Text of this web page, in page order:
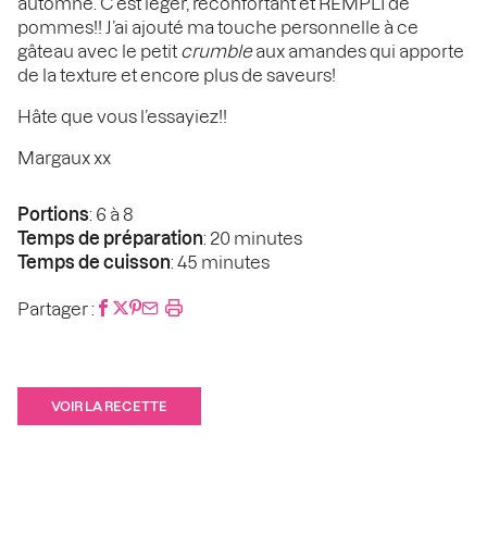
pommes!! J’ai ajouté ma touche personnelle à ce
gâteau avec le petit crumbleaux amandes qui apporte
de la texture et encore plus de saveurs!
Hâte que vous l’essayiez!!
Margaux xx
Portions: 6 à 8
Temps de préparation: 20 minutes
Temps de cuisson: 45 minutes
Partager :
VOIR LA RECETTE